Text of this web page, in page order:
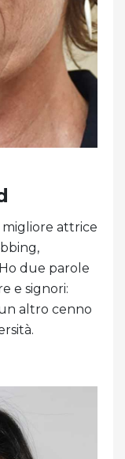
migliore attrice
due parole
e signori:
altro cenno